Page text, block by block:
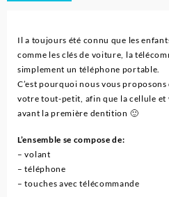
Il a toujours été connu que les
comme les clés de voiture, la
simplement un téléphone portable.
C’est pourquoi nous vous
votre tout-petit, afin que la cellule et
avant la première dentition 🙂
L’ensemble se compose de:
– volant
– téléphone
– touches avec télécommande